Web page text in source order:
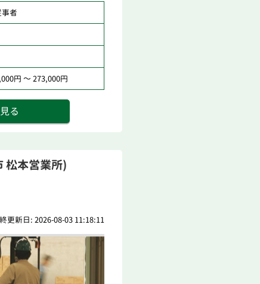
者
円 ～ 273,000円
る
松本営業所)
更新日: 2026-08-03 11:18:11